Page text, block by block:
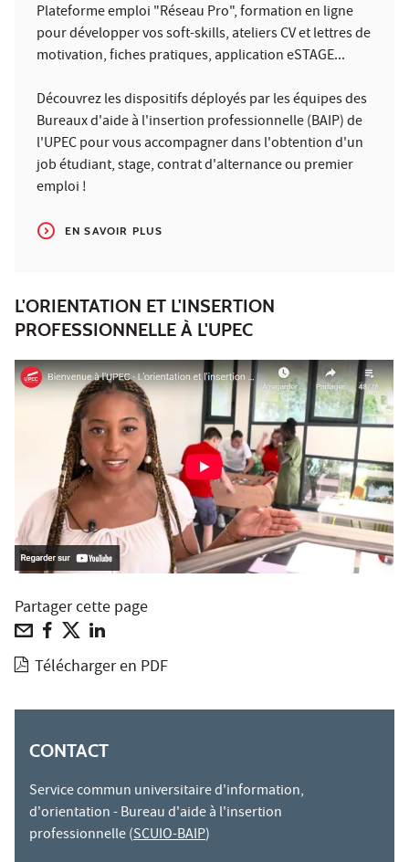
Plateforme emploi "Réseau Pro", formation en ligne
pour développer vos soft-skills, ateliers CV et lettres de
motivation, fiches pratiques, application eSTAGE...
Découvrez les dispositifs déployés par les équipes des
Bureaux d'aide à l'insertion professionnelle (BAIP) de
l'UPEC pour vous accompagner dans l'obtention d'un
job étudiant, stage, contrat d'alternance ou premier
emploi !
EN SAVOIR PLUS
L'ORIENTATION ET L'INSERTION
PROFESSIONNELLE À L'UPEC
Partager cette page
Télécharger en PDF
CONTACT
Service commun universitaire d'information,
d'orientation - Bureau d'aide à l'insertion
professionnelle (SCUIO-BAIP)